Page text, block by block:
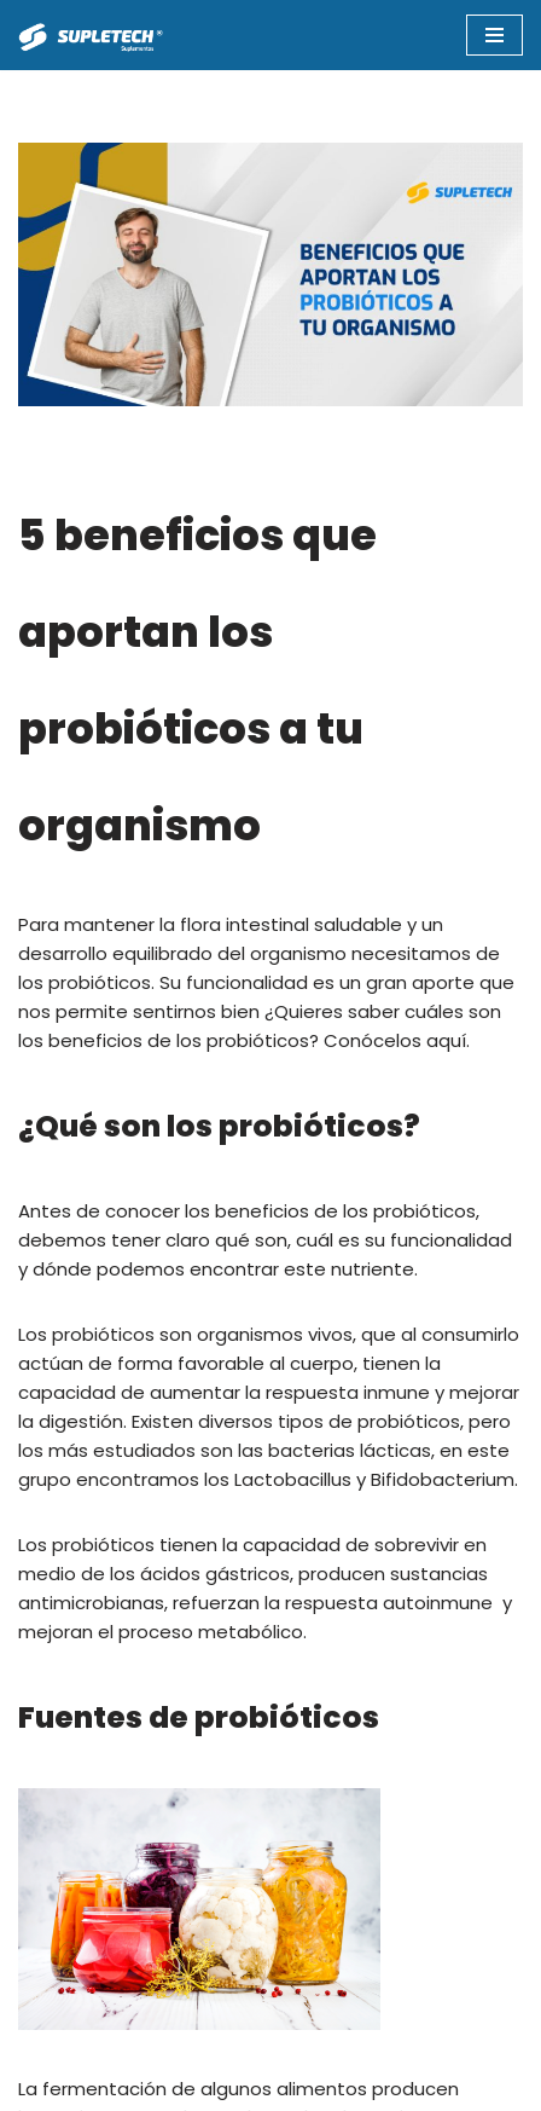
Saltar
5 beneficios que
aportan los
probióticos a tu
organismo
Para mantener la flora intestinal saludable y un
desarrollo equilibrado del organismo necesitamos de
los probióticos. Su funcionalidad es un gran aporte que
nos permite sentirnos bien ¿Quieres saber cuáles son
los beneficios de los probióticos? Conócelos aquí.
¿Qué son los probióticos?
Antes de conocer los beneficios de los probióticos,
debemos tener claro qué son, cuál es su funcionalidad
y dónde podemos encontrar este nutriente.
Los probióticos son organismos vivos, que al consumirlo
actúan de forma favorable al cuerpo, tienen la
capacidad de aumentar la respuesta inmune y mejorar
la digestión. Existen diversos tipos de probióticos, pero
los más estudiados son las bacterias lácticas, en este
grupo encontramos los Lactobacillus y Bifidobacterium.
Los probióticos tienen la capacidad de sobrevivir en
medio de los ácidos gástricos, producen sustancias
antimicrobianas, refuerzan la respuesta autoinmune y
mejoran el proceso metabólico.
Fuentes de probióticos
La fermentación de algunos alimentos producen